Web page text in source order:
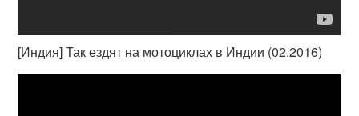
[Индия] Так ездят на мотоциклах в Индии (02.2016)